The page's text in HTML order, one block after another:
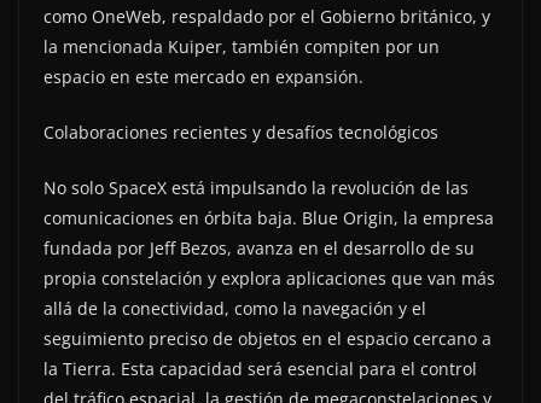
como OneWeb, respaldado por el Gobierno británico, y
la mencionada Kuiper, también compiten por un
espacio en este mercado en expansión.
Colaboraciones recientes y desafíos tecnológicos
No solo SpaceX está impulsando la revolución de las
comunicaciones en órbita baja. Blue Origin, la empresa
fundada por Jeff Bezos, avanza en el desarrollo de su
propia constelación y explora aplicaciones que van más
allá de la conectividad, como la navegación y el
seguimiento preciso de objetos en el espacio cercano a
la Tierra. Esta capacidad será esencial para el control